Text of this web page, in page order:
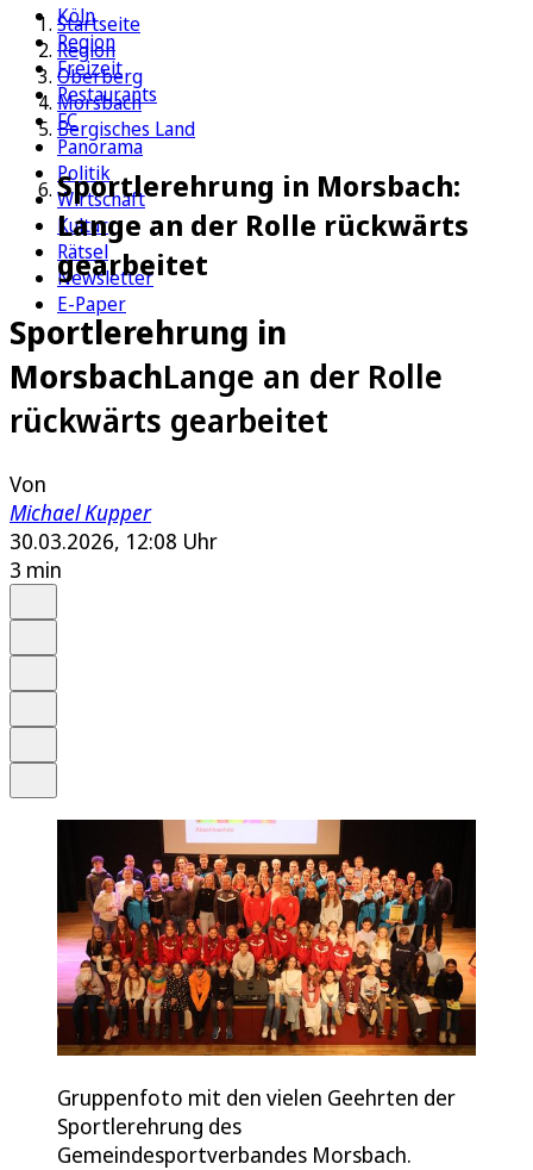
Köln
Region
Freizeit
Restaurants
FC
Panorama
Politik
Wirtschaft
Kultur
Rätsel
Newsletter
E-Paper
Startseite
Region
Oberberg
Morsbach
Bergisches Land
Sportlerehrung in Morsbach:
Lange an der Rolle rückwärts
gearbeitet
Sportlerehrung in
MorsbachLange an der Rolle
rückwärts gearbeitet
Von
Michael Kupper
30.03.2026, 12:08 Uhr
3 min
Gruppenfoto mit den vielen Geehrten der
Sportlerehrung des
Gemeindesportverbandes Morsbach.